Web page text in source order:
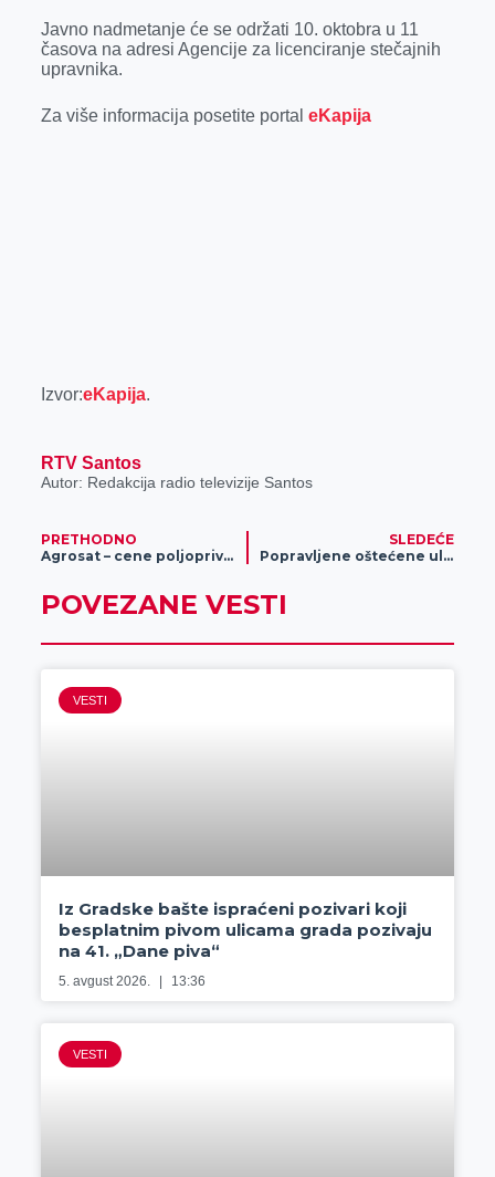
Javno nadmetanje će se održati 10. oktobra u 11
časova na adresi Agencije za licenciranje stečajnih
upravnika.
Za više informacija posetite portal eKapija
Izvor:eKapija.
RTV Santos
Autor: Redakcija radio televizije Santos
PRETHODNO
Agrosat – cene poljoprivrednih proizvoda (VIDEO)
SLEDEĆE
Popravljene oštećene ulice u Mužlji
POVEZANE VESTI
VESTI
Iz Gradske bašte ispraćeni pozivari koji
besplatnim pivom ulicama grada pozivaju
na 41. „Dane piva“
5. avgust 2026. 13:36
VESTI